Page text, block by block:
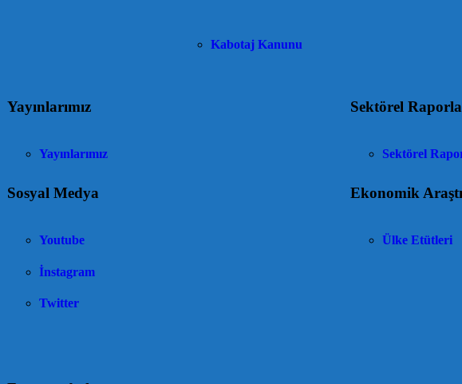
Kabotaj Kanunu
Yayınlarımız
Yayınlarımız
Sosyal Medya
Youtube
İnstagram
Twitter
Sektörel
Sektörel
Ekonomik
Ülke Etütleri